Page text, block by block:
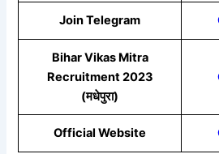
Join Telegram
Bihar Vikas Mitra
Recruitment 2023
(मधेपुरा)
Official Website